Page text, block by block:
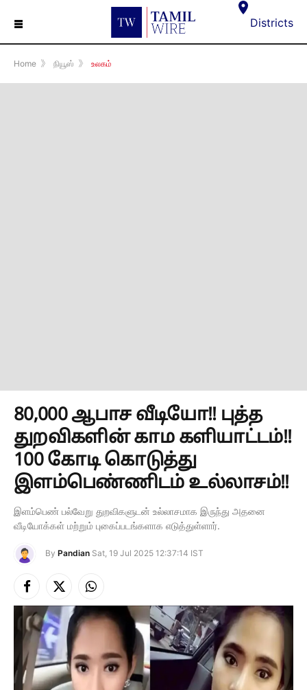
☰ Districts
Home 》 நியூஸ் 》 உலகம்
80,000 ஆபாச வீடியோ!! புத்த
துறவிகளின் காம களியாட்டம்!!
100 கோடி கொடுத்து
இளம்பெண்ணிடம் உல்லாசம்!!
இளம்பெண் பல்வேறு துறவிகளுடன் உல்லாசமாக இருந்து அதனை
வீடியோக்கள் மற்றும் புகைப்படங்களாக எடுத்துள்ளார்.
By Pandian Sat, 19 Jul 2025 12:37:14 IST
Facebook
X
(Twitter)
Instagram